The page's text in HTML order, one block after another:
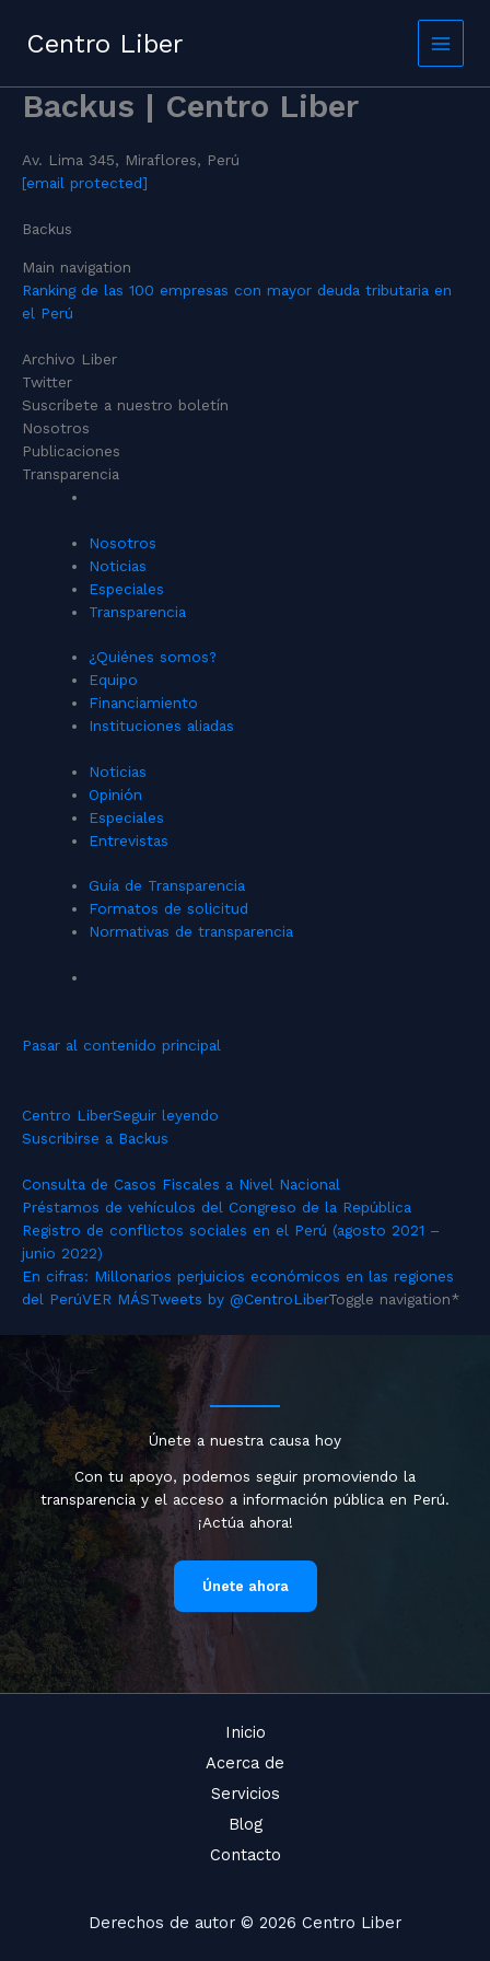
contentCentro Liber
Backus | Centro Liber
Av. Lima 345, Miraflores, Perú
[email protected]
Backus
Main navigation
Ranking de las 100 empresas con mayor deuda tributaria en
el Perú
Archivo Liber
Twitter
Suscríbete a nuestro boletín
Nosotros
Publicaciones
Transparencia
Nosotros
Noticias
Especiales
Transparencia
¿Quiénes somos?
Equipo
Financiamiento
Instituciones aliadas
Noticias
Opinión
Especiales
Entrevistas
Guía de Transparencia
Formatos de solicitud
Normativas de transparencia
Pasar al contenido principal
Centro LiberSeguir leyendo
Suscribirse a Backus
Consulta de Casos Fiscales a Nivel Nacional
Préstamos de vehículos del Congreso de la República
Registro de conflictos sociales en el Perú (agosto 2021 –
junio 2022)
En cifras: Millonarios perjuicios económicos en las regiones
del PerúVER MÁSTweets by @CentroLiberToggle navigation*
Únete a nuestra causa hoy
Con tu apoyo, podemos seguir promoviendo la
transparencia y el acceso a información pública en Perú.
¡Actúa ahora!
Únete ahora
Inicio
Acerca de
Servicios
Blog
Contacto
Derechos de autor © 2026 Centro Liber